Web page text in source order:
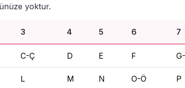
yoktur.
3 4 5 6 7
C-Ç D E F
L M N O-Ö P